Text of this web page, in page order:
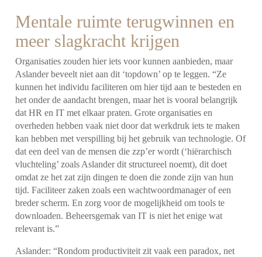
Mentale ruimte terugwinnen en
meer slagkracht krijgen
Organisaties zouden hier iets voor kunnen aanbieden, maar
Aslander beveelt niet aan dit ‘topdown’ op te leggen. “Ze
kunnen het individu faciliteren om hier tijd aan te besteden en
het onder de aandacht brengen, maar het is vooral belangrijk
dat HR en IT met elkaar praten. Grote organisaties en
overheden hebben vaak niet door dat werkdruk iets te maken
kan hebben met verspilling bij het gebruik van technologie. Of
dat een deel van de mensen die zzp’er wordt (‘hiërarchisch
vluchteling’ zoals Aslander dit structureel noemt), dit doet
omdat ze het zat zijn dingen te doen die zonde zijn van hun
tijd. Faciliteer zaken zoals een wachtwoordmanager of een
breder scherm. En zorg voor de mogelijkheid om tools te
downloaden. Beheersgemak van IT is niet het enige wat
relevant is.”
Aslander: “Rondom productiviteit zit vaak een paradox, net